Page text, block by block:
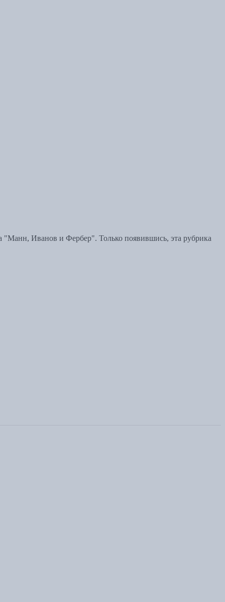
"Манн, Иванов и Фербер". Только появившись, эта рубрика